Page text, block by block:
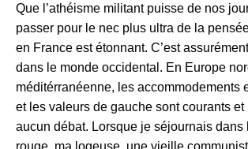
Que l’athéisme militant puisse de nos
passer pour le nec plus ultra de la
en France est étonnant. C’est
dans le monde occidental. En Europe
méditérranéenne, les accommodements
et les valeurs de gauche sont courants
aucun débat. Lorsque je séjournais dans
rouge, ma logeuse, une vieille